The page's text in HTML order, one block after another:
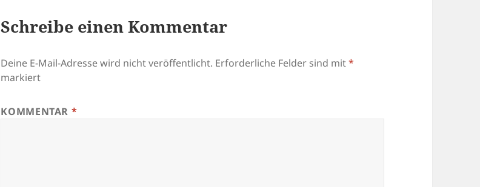
Schreibe einen Kommentar
Deine E-Mail-Adresse wird nicht veröffentlicht. Erforderliche Felder sind mit*
markiert
KOMMENTAR *